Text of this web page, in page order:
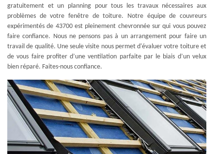
gratuitement et un planning pour tous les travaux nécessaires aux
problèmes de votre fenêtre de toiture. Notre équipe de couvreurs
expérimentés de 43700 est pleinement chevronnée sur qui vous pouvez
faire confiance. Nous ne pensons pas à un arrangement pour faire un
travail de qualité. Une seule visite nous permet d'évaluer votre toiture et
de vous faire profiter d’une ventilation parfaite par le biais d’un velux
bien réparé. Faites-nous confiance.